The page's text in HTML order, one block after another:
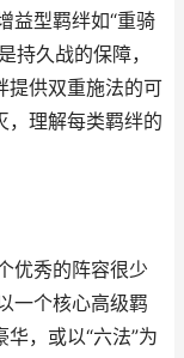
益型羁绊如“重骑
持久战的保障，
提供双重施法的可
，理解每类羁绊的
优秀的阵容很少
一个核心高级羁
，或以“六法”为